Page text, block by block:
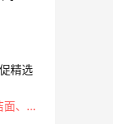
TF
满$200享8.5折优惠+部分送好礼